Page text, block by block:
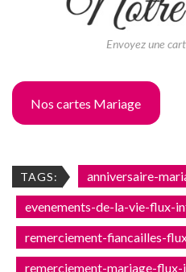
Envoyez une
Nos cartes Mariage
TAGS:
anniversaire-
evenements-de-la-vie-flux-
remerciement-fiancailles-
remerciement-mariage-